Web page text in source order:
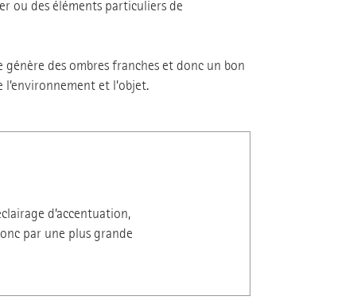
ou des éléments particuliers de
génère des ombres franches et donc un bon
et l’objet.
d’accentuation,
par une plus grande